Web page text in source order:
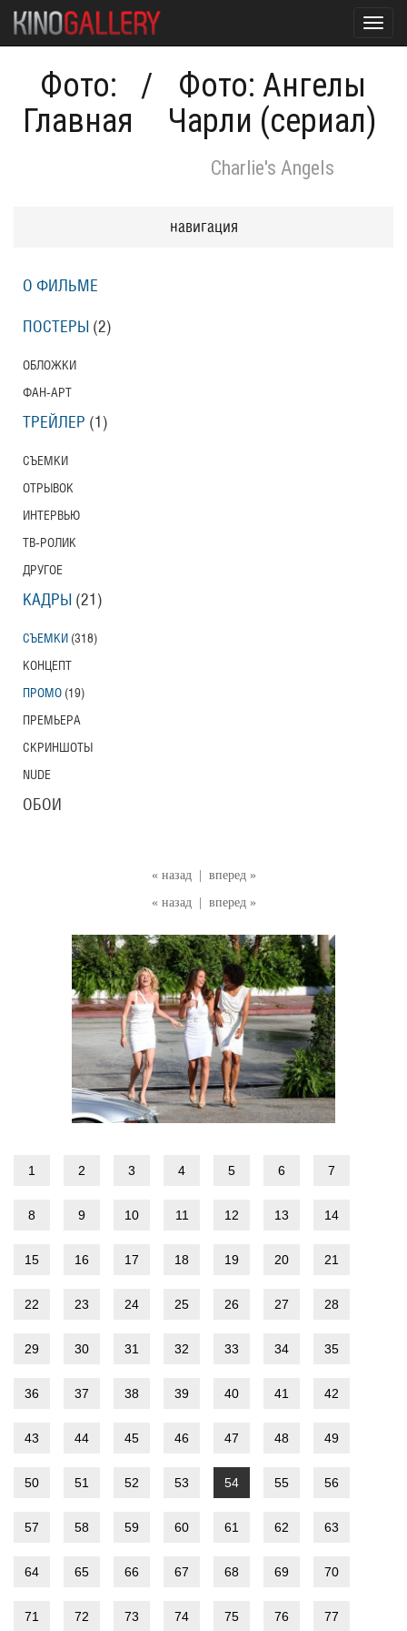
Фото:
Главная
/
Фото: Ангелы
Чарли (сериал)
Charlie's Angels
« назад
вперед »
« назад
вперед »
1 2 3 4 5 6 7
8 9 10 11 12 13 14
15 16 17 18 19 20 21
22 23 24 25 26 27 28
29 30 31 32 33 34 35
36 37 38 39 40 41 42
43 44 45 46 47 48 49
50 51 52 53 54 55 56
57 58 59 60 61 62 63
64 65 66 67 68 69 70
71 72 73 74 75 76 77
навигация
О ФИЛЬМЕ
ПОСТЕРЫ (2)
ОБЛОЖКИ
ФАН-АРТ
ТРЕЙЛЕР (1)
СЪЕМКИ
ОТРЫВОК
ИНТЕРВЬЮ
ТВ-РОЛИК
ДРУГОЕ
КАДРЫ (21)
СЪЕМКИ (318)
КОНЦЕПТ
ПРОМО (19)
ПРЕМЬЕРА
СКРИНШОТЫ
NUDE
ОБОИ